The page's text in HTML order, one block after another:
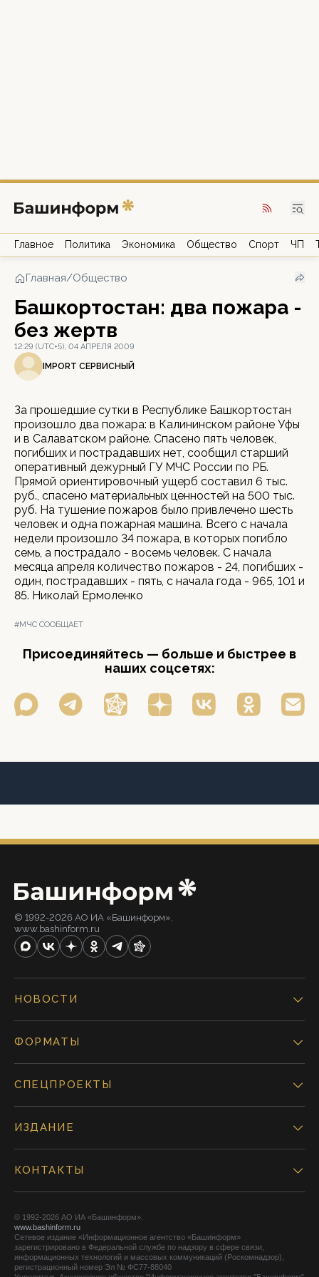
Главное Политика Экономика Общество Спорт ЧП
Главная/Общество
Башкортостан: два пожара -
без жертв
12:29 (UTC+5), 04 АПРЕЛЯ 2009
IMPORT СЕРВИСНЫЙ
За прошедшие сутки в Республике Башкортостан
произошло два пожара: в Калининском районе Уфы
и в Салаватском районе. Спасено пять человек,
погибших и пострадавших нет, сообщил старший
оперативный дежурный ГУ МЧС России по РБ.
Прямой ориентировочный ущерб составил 6 тыс.
руб., спасено материальных ценностей на 500 тыс.
руб. На тушение пожаров было привлечено шесть
человек и одна пожарная машина. Всего с начала
недели произошло 34 пожара, в которых погибло
семь, а пострадало - восемь человек. С начала
месяца апреля количество пожаров - 24, погибших -
один, пострадавших - пять, с начала года - 965, 101 и
85. Николай Ермоленко
#МЧС СООБЩАЕТ
Присоединяйтесь — больше и быстрее в
наших соцсетях:
© 1992-2026 АО ИА «Башинформ».
www.bashinform.ru
НОВОСТИ
ФОРМАТЫ
СПЕЦПРОЕКТЫ
ИЗДАНИЕ
КОНТАКТЫ
© 1992-2026 АО ИА «Башинформ».
www.bashinform.ru
Сетевое издание «Информационное агентство «Башинформ»
зарегистрировано в Федеральной службе по надзору в сфере связи,
информационных технологий и массовых коммуникаций (Роскомнадзор),
регистрационный номер Эл № ФС77-88040